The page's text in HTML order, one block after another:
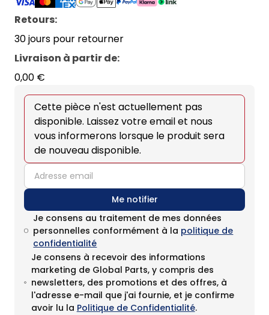
Retours:
30 jours pour retourner
Livraison à partir de:
0,00 €
Cette pièce n'est actuellement pas
disponible. Laissez votre email et nous
vous informerons lorsque le produit sera
de nouveau disponible.
email
Me notifier
Je consens au traitement de mes données
personnelles conformément à la politique de
confidentialité
Je consens à recevoir des informations
marketing de Global Parts, y compris des
newsletters, des promotions et des offres, à
l'adresse e-mail que j'ai fournie, et je confirme
avoir lu la Politique de Confidentialité.